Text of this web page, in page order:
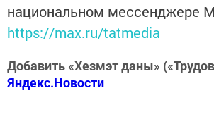
национальном мессенджере
https://max.ru/tatmedia
Добавить «Хезмэт даны»
Яндекс.Новости